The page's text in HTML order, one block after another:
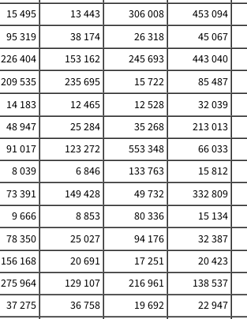
15 495 13 443 306 008
453 094
95 319 38 174 26 318
45 067
226 404 153 162 245 693
443 040
209 535 235 695 15 722
85 487
14 183 12 465 12 528
32 039
48 947 25 284 35 268
213 013
91 017 123 272 553 348
66 033
8 039 6 846 133 763
15 812
73 391 149 428 49 732
332 809
9 666 8 853 80 336
15 134
78 350 25 027 94 176
32 387
156 168 20 691 17 251
20 423
275 964 129 107 216 961
138 537
37 275 36 758 19 692
22 947